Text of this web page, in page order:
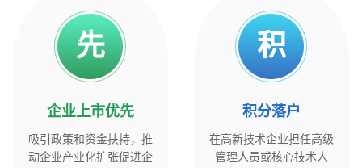
先
企业上市优先
吸引政策和资金扶持，推
动企业产业化扩张促进企
积
积分落户
在高新技术企业担任高级
管理人员或核心技术人